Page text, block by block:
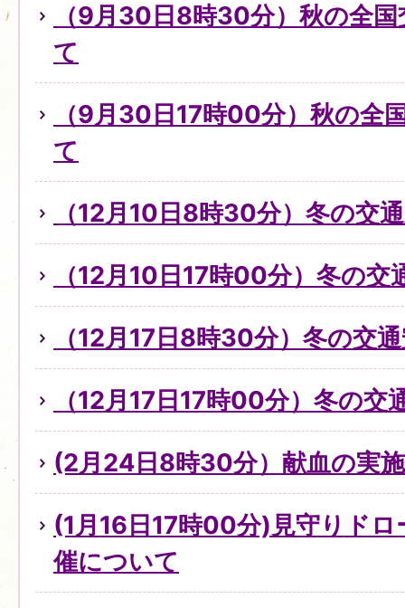
（9月30日8時30分）秋の全
て
（9月30日17時00分）秋の全
て
（12月10日8時30分）冬の交
（12月10日17時00分）冬の
（12月17日8時30分）冬の交
（12月17日17時00分）冬の交
(2月24日8時30分）献血の実
(1月16日17時00分)見守りドロ
催について